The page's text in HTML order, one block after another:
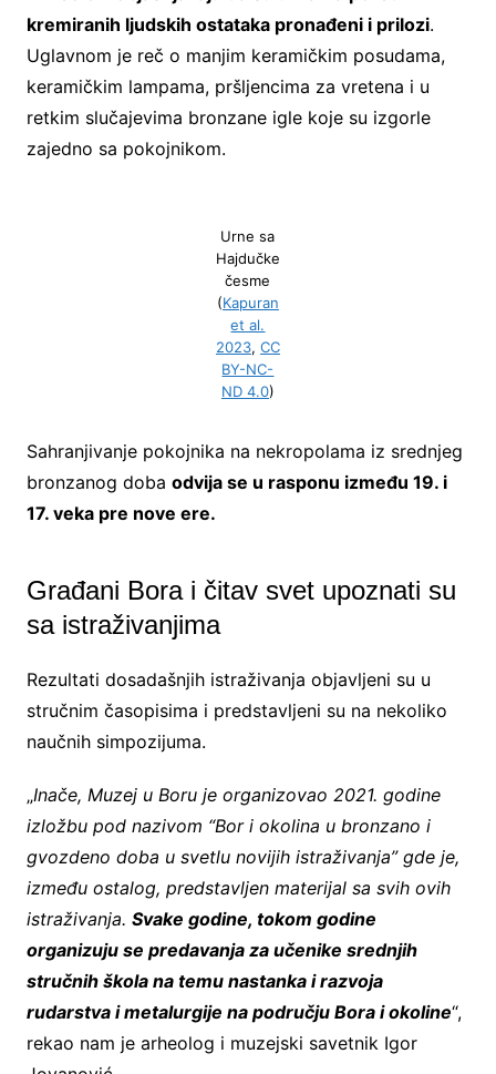
kremiranih ljudskih ostataka pronađeni i prilozi.
Uglavnom je reč o manjim keramičkim posudama,
keramičkim lampama, pršljencima za vretena i u
retkim slučajevima bronzane igle koje su izgorle
zajedno sa pokojnikom.
Urne sa
Hajdučke
česme
(Kapuran
et al.
2023, CC
BY-NC-
ND 4.0)
Sahranjivanje pokojnika na nekropolama iz srednjeg
bronzanog doba odvija se u rasponu između 19. i
17. veka pre nove ere.
Građani Bora i čitav svet upoznati su
sa istraživanjima
Rezultati dosadašnjih istraživanja objavljeni su u
stručnim časopisima i predstavljeni su na nekoliko
naučnih simpozijuma.
„Inače, Muzej u Boru je organizovao 2021. godine
izložbu pod nazivom “Bor i okolina u bronzano i
gvozdeno doba u svetlu novijih istraživanja” gde je,
između ostalog, predstavljen materijal sa svih ovih
istraživanja. Svake godine, tokom godine
organizuju se predavanja za učenike srednjih
stručnih škola na temu nastanka i razvoja
rudarstva i metalurgije na području Bora i okoline“,
rekao nam je arheolog i muzejski savetnik Igor